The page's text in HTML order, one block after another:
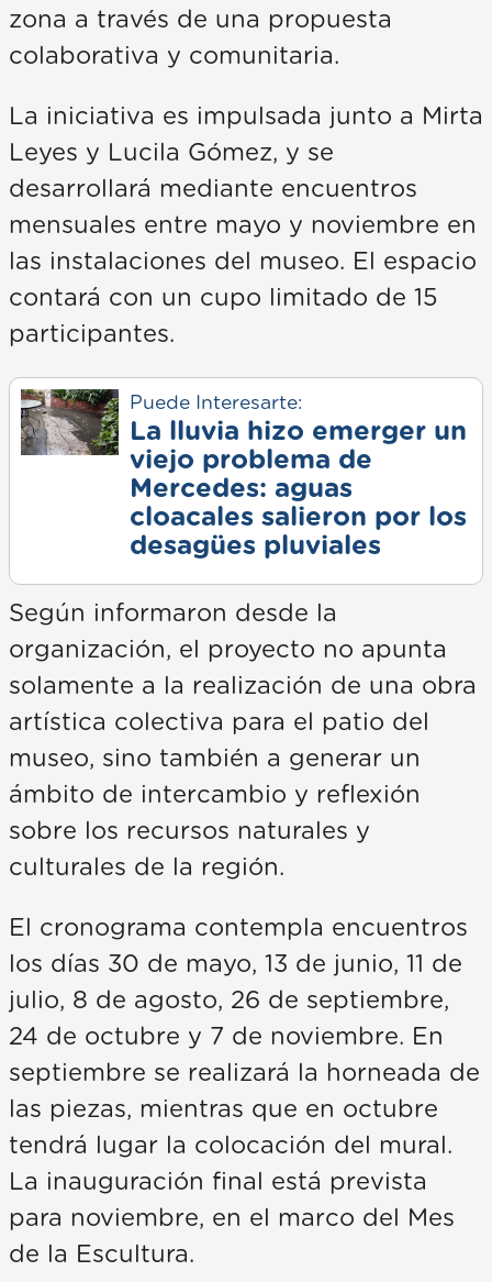
zona a través de una propuesta
colaborativa y comunitaria.
La iniciativa es impulsada junto a Mirta
Leyes y Lucila Gómez, y se
desarrollará mediante encuentros
mensuales entre mayo y noviembre en
las instalaciones del museo. El espacio
contará con un cupo limitado de 15
participantes.
Puede Interesarte:
La lluvia hizo emerger un
viejo problema de
Mercedes: aguas
cloacales salieron por los
desagües pluviales
Según informaron desde la
organización, el proyecto no apunta
solamente a la realización de una obra
artística colectiva para el patio del
museo, sino también a generar un
ámbito de intercambio y reflexión
sobre los recursos naturales y
culturales de la región.
El cronograma contempla encuentros
los días 30 de mayo, 13 de junio, 11 de
julio, 8 de agosto, 26 de septiembre,
24 de octubre y 7 de noviembre. En
septiembre se realizará la horneada de
las piezas, mientras que en octubre
tendrá lugar la colocación del mural.
La inauguración final está prevista
para noviembre, en el marco del Mes
de la Escultura.